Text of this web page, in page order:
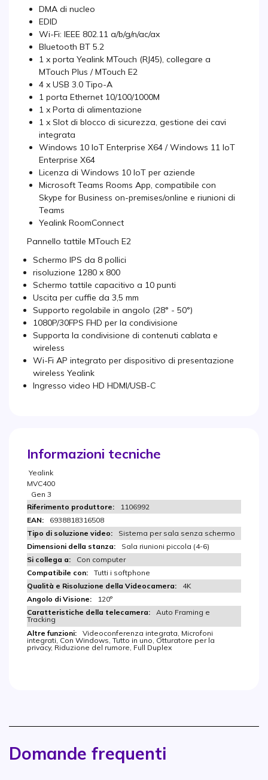
DMA di nucleo
EDID
Wi-Fi: IEEE 802.11 a/b/g/n/ac/ax
Bluetooth BT 5.2
1 x porta Yealink MTouch (RJ45), collegare a
MTouch Plus / MTouch E2
4 x USB 3.0 Tipo-A
1 porta Ethernet 10/100/1000M
1 x Porta di alimentazione
1 x Slot di blocco di sicurezza, gestione dei cavi
integrata
Windows 10 IoT Enterprise X64 / Windows 11 IoT
Enterprise X64
Licenza di Windows 10 IoT per aziende
Microsoft Teams Rooms App, compatibile con
Skype for Business on-premises/online e riunioni di
Teams
Yealink RoomConnect
Pannello tattile MTouch E2
Schermo IPS da 8 pollici
risoluzione 1280 x 800
Schermo tattile capacitivo a 10 punti
Uscita per cuffie da 3,5 mm
Supporto regolabile in angolo (28° - 50°)
1080P/30FPS FHD per la condivisione
Supporta la condivisione di contenuti cablata e
wireless
Wi-Fi AP integrato per dispositivo di presentazione
wireless Yealink
Ingresso video HD HDMI/USB-C
Informazioni tecniche
Yealink
MVC400
Gen 3
1106992
6938818316508
Sistema per sala senza schermo
Sala riunioni piccola (4-6)
Con computer
Tutti i softphone
4K
120°
Auto Framing e
Tracking
Videoconferenza integrata, Microfoni
integrati, Con Windows, Tutto in uno, Otturatore per la
privacy, Riduzione del rumore, Full Duplex
Domande frequenti